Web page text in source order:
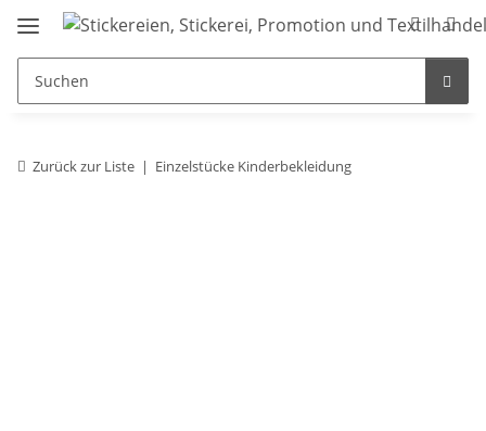
Zurück zur Liste Einzelstücke Kinderbekleidung